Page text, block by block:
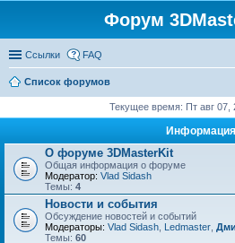
Форум
Ссылки FAQ
Список форумов
Текущее время: Пт авг 07,
Информация
О форуме 3DMasterKit
Общая информация о форуме
Модератор: Vlad Sidash
Темы: 4
Новости и события
Обсуждение новостей и событий
Модераторы: Vlad Sidash Ledmaster
Темы: 60